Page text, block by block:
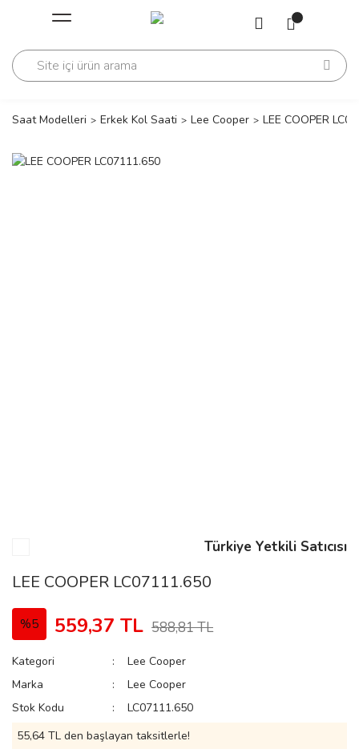
Geri Dön
Geri Dön
Saat Modelleri Erkek Kol Saati Lee Cooper LEE COOPER
Türkiye Yetkili Satıcısı
LEE COOPER LC07111.650
%5 559,37 TL 588,81 TL
Kategori
Lee Cooper
Marka
Lee Cooper
Stok Kodu
LC07111.650
55,64 TL den başlayan taksitlerle!